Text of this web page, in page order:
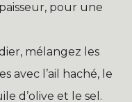
pour une
mélangez les
avec l’ail haché, le
d’olive et le sel.